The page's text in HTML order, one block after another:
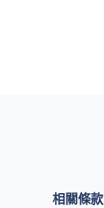
相關條款